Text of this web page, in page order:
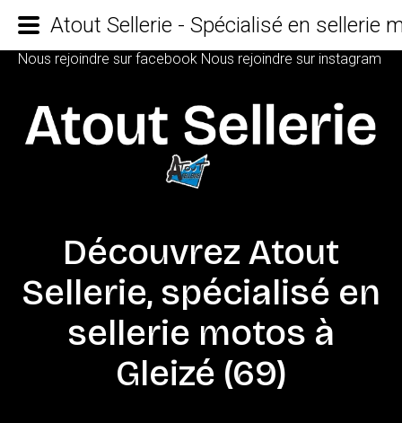
Nous rejoindre sur facebook Nous rejoindre sur instagram
Découvrez Atout
Sellerie, spécialisé en
sellerie motos à
Gleizé (69)
Atout Sellerie - Spécialisé en sellerie